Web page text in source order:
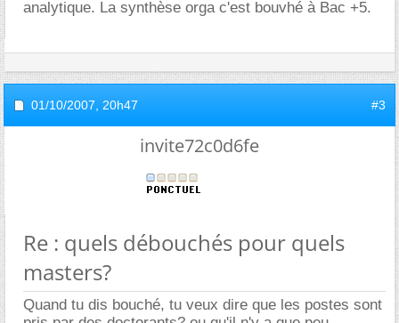
analytique. La synthèse orga c'est bouvhé à Bac +5.
01/10/2007, 20h47 #3
invite72c0d6fe
Re : quels débouchés pour quels
masters?
Quand tu dis bouché, tu veux dire que les postes sont